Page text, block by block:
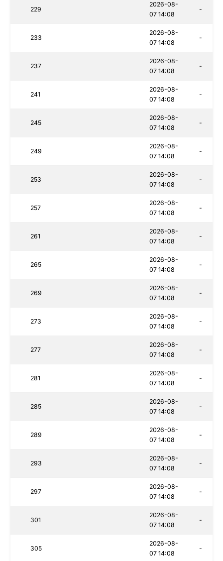
229
2026-08-
07 14:08
-
233
2026-08-
07 14:08
-
237
2026-08-
07 14:08
-
241
2026-08-
07 14:08
-
245
2026-08-
07 14:08
-
249
2026-08-
07 14:08
-
253
2026-08-
07 14:08
-
257
2026-08-
07 14:08
-
261
2026-08-
07 14:08
-
265
2026-08-
07 14:08
-
269
2026-08-
07 14:08
-
273
2026-08-
07 14:08
-
277
2026-08-
07 14:08
-
281
2026-08-
07 14:08
-
285
2026-08-
07 14:08
-
289
2026-08-
07 14:08
-
293
2026-08-
07 14:08
-
297
2026-08-
07 14:08
-
301
2026-08-
07 14:08
-
305
2026-08-
07 14:08
-